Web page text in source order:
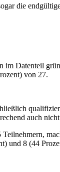
die
im Datenteil
von 27.
auch
und 8 (44